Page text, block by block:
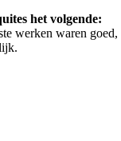
het volgende:
werken waren goed,